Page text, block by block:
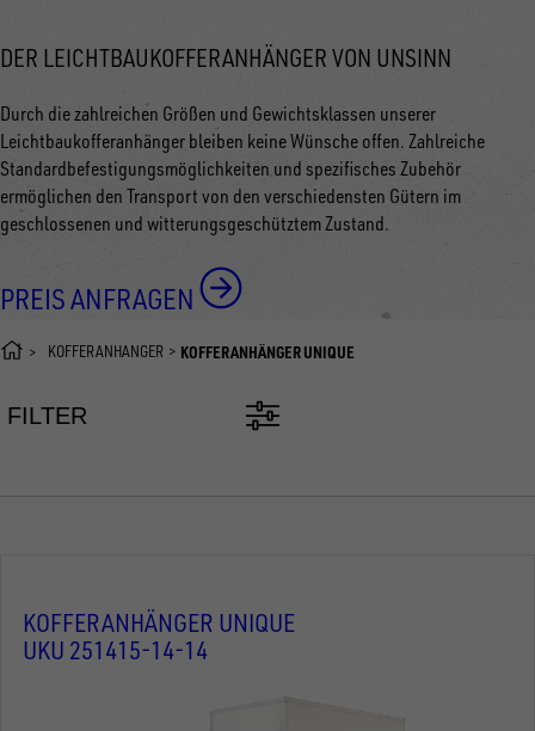
DER LEICHTBAUKOFFERANHÄNGER VON UNSINN
Durch die zahlreichen Größen und Gewichtsklassen unserer
Leichtbaukofferanhänger bleiben keine Wünsche offen. Zahlreiche
Standardbefestigungsmöglichkeiten und spezifisches Zubehör
ermöglichen den Transport von den verschiedensten Gütern im
geschlossenen und witterungsgeschütztem Zustand.
PREIS ANFRAGEN
KOFFERANHÄNGER KOFFERANHÄNGER UNIQUE
FILTER
KOFFERANHÄNGER UNIQUE
UKU 251415-14-14